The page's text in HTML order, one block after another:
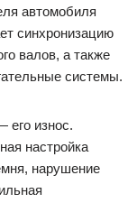
автомобиля
синхронизацию
валов, а также
системы.
его износ.
настройка
нарушение